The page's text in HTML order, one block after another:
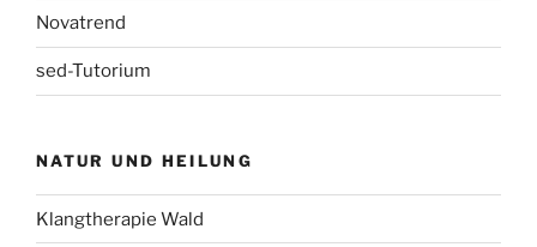
Novatrend
sed-Tutorium
NATUR UND HEILUNG
Klangtherapie Wald